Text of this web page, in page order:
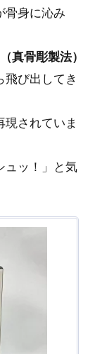
骨身に沁み
真骨彫製法）
飛び出してき
されていま
ュッ！」と気